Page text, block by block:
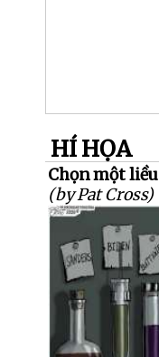
HÍ HỌA
Chọn một liều
(by Pat Cross)